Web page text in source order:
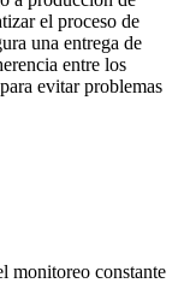
el proceso de
una entrega de
entre los
evitar problemas
monitoreo constante